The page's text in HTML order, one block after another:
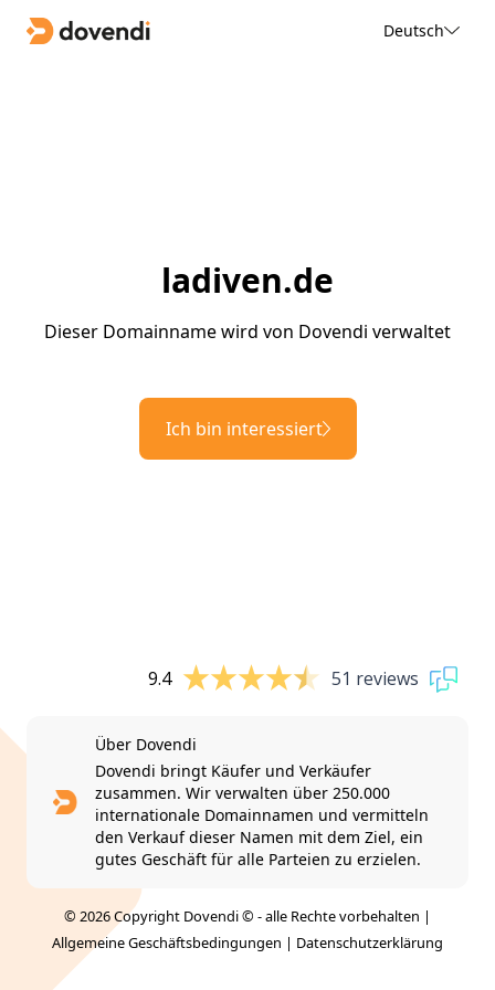
Deutsch
ladiven.de
Dieser Domainname wird von Dovendi verwaltet
Ich bin interessiert
9.4 51 reviews
Über Dovendi
Dovendi bringt Käufer und Verkäufer
zusammen. Wir verwalten über 250.000
internationale Domainnamen und vermitteln
den Verkauf dieser Namen mit dem Ziel, ein
gutes Geschäft für alle Parteien zu erzielen.
© 2026 Copyright Dovendi © - alle Rechte vorbehalten |
Allgemeine Geschäftsbedingungen | Datenschutzerklärung